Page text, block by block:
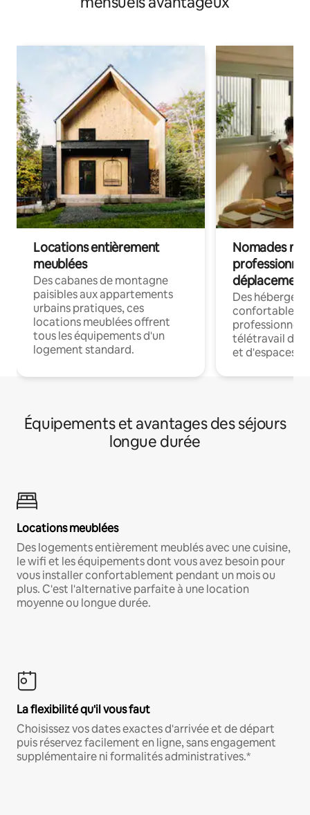
Locations entièrement
meublées
Des cabanes de montagne
paisibles aux appartements
urbains pratiques, ces
locations meublées offrent
tous les équipements d'un
logement standard.
Nomades
déplacement
Des
confortables
professionnels
télétravail
et d'espaces
Équipements et avantages des séjours
longue durée
Locations meublées
Des logements entièrement meublés avec une cuisine,
le wifi et les équipements dont vous avez besoin pour
vous installer confortablement pendant un mois ou
plus. C'est l'alternative parfaite à une location
moyenne ou longue durée.
La flexibilité qu'il vous faut
Choisissez vos dates exactes d'arrivée et de départ
puis réservez facilement en ligne, sans engagement
supplémentaire ni formalités administratives.*